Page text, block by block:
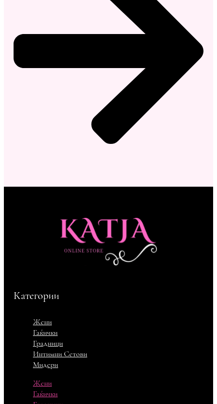
Категории
Жени
Гаќички
Градници
Интимни Сетови
Мидери
Жени
Гаќички